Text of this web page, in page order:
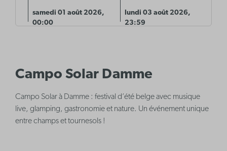
samedi 01 août 2026,
00:00
lundi 03 août 2026,
23:59
Campo Solar Damme
Campo Solar à Damme : festival d’été belge avec musique
live, glamping, gastronomie et nature. Un événement unique
entre champs et tournesols !